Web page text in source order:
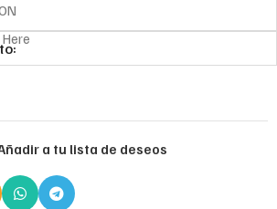
a tu lista de deseos